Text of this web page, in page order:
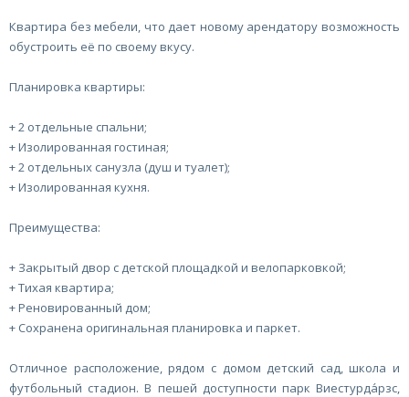
Квартира без мебели, что дает новому арендатору возможность
обустроить её по своему вкусу.
Планировка квартиры:
+ 2 отдельные спальни;
+ Изолированная гостиная;
+ 2 отдельных санузла (душ и туалет);
+ Изолированная кухня.
Преимущества:
+ Закрытый двор с детской площадкой и велопарковкой;
+ Тихая квартира;
+ Реновированный дом;
+ Сохранена оригинальная планировка и паркет.
Отличное расположение, рядом с домом детский сад, школа и
футбольный стадион. В пешей доступности парк Виестурда́рзс,